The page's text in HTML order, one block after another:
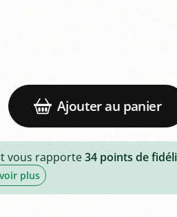
Ajouter au panier
vous rapporte34 points de
plus